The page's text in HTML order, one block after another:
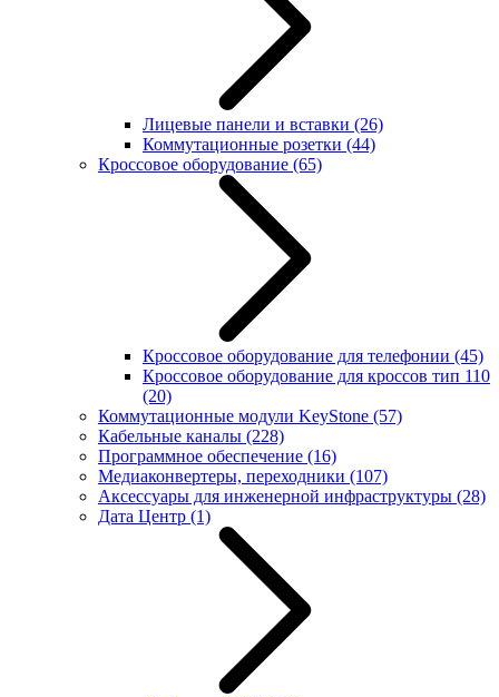
Лицевые панели и вставки (26)
Коммутационные розетки (44)
Кроссовое оборудование (65)
Кроссовое оборудование для телефонии (45)
Кроссовое оборудование для кроссов тип 110
(20)
Коммутационные модули KeyStone (57)
Кабельные каналы (228)
Программное обеспечение (16)
Медиаконвертеры, переходники (107)
Аксессуары для инженерной инфраструктуры (28)
Дата Центр (1)